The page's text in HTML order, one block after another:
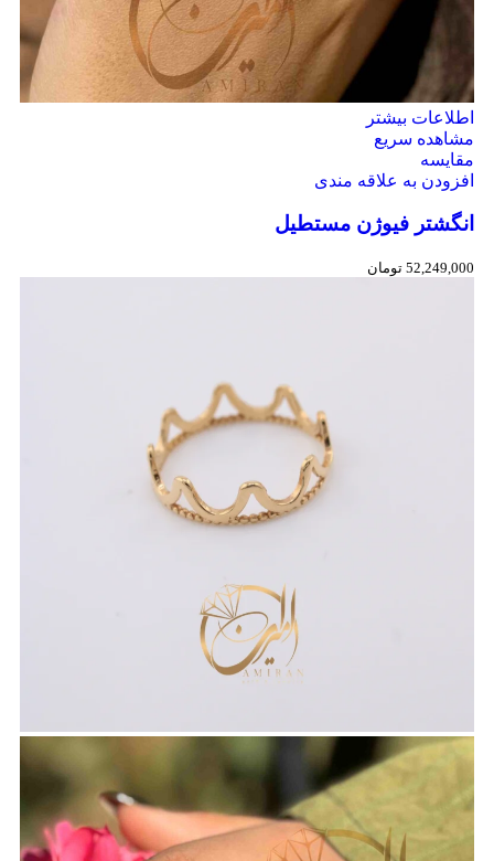
اطلاعات بیشتر
مشاهده سریع
مقایسه
افزودن به علاقه مندی
انگشتر فیوژن مستطیل
52,249,000 تومان